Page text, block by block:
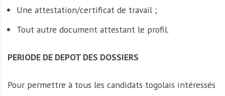
Une attestation/certificat de travail ;
Tout autre document attestant le profil.
PERIODE DE DEPOT DES DOSSIERS
Pour permettre à tous les candidats togolais intéressés